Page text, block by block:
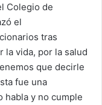
Colegio de
el
tras
la vida, por la salud
que decirle
fue una
habla y no cumple